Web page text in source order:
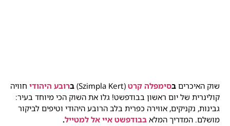
שוק האיכרים בסימפלה קרט (Szimpla Kert) ברובע היהודי חוויה
קולינרית של יום ראשון בבודפשט! גלו את השוק הכי מיוחד בעיר:
גבינות, נקניקים, אווירה כפרית בלב הרובע היהודי וטיפים לביקור
מושלם. המדריך המלא בבודפשט איי אל למטייל.